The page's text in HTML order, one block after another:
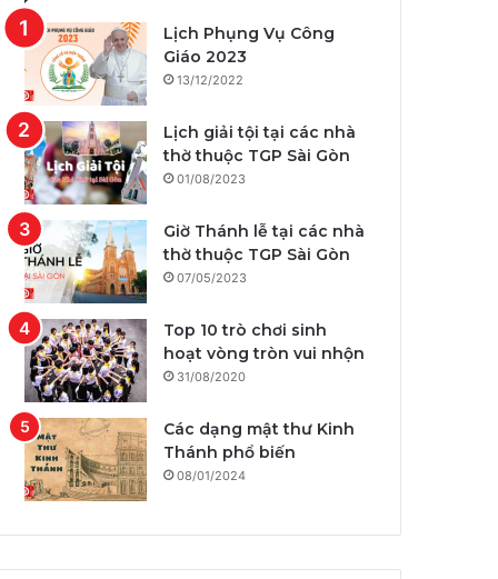
Lịch Phụng Vụ Công
Giáo 2023
13/12/2022
Lịch giải tội tại các nhà
thờ thuộc TGP Sài Gòn
01/08/2023
Giờ Thánh lễ tại các nhà
thờ thuộc TGP Sài Gòn
07/05/2023
Top 10 trò chơi sinh
hoạt vòng tròn vui nhộn
31/08/2020
Các dạng mật thư Kinh
Thánh phổ biến
08/01/2024